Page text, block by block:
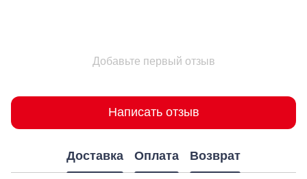
Добавьте первый отзыв
Написать отзыв
Доставка Оплата Возврат